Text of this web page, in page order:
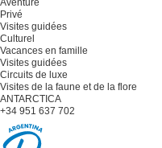
Aventure
Privé
Visites guidées
Culturel
Vacances en famille
Visites guidées
Circuits de luxe
Visites de la faune et de la flore
ANTARCTICA
+34 951 637 702